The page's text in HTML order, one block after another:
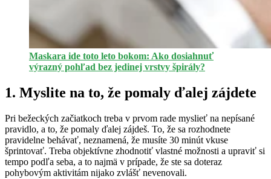
Maskara ide toto leto bokom: Ako dosiahnuť
výrazný pohľad bez jedinej vrstvy špirály?
1. Myslite na to, že pomaly ďalej zájdete
Pri bežeckých začiatkoch treba v prvom rade myslieť na nepísané
pravidlo, a to, že pomaly ďalej zájdeš. To, že sa rozhodnete
pravidelne behávať, neznamená, že musíte 30 minút vkuse
šprintovať. Treba objektívne zhodnotiť vlastné možnosti a upraviť si
tempo podľa seba, a to najmä v prípade, že ste sa doteraz
pohybovým aktivitám nijako zvlášť nevenovali.